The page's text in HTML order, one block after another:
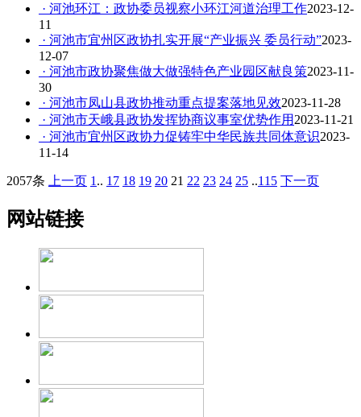
· 河池环江：政协委员视察小环江河道治理工作2023-12-
11
· 河池市宜州区政协扎实开展“产业振兴 委员行动”2023-
12-07
· 河池市政协聚焦做大做强特色产业园区献良策2023-11-
30
· 河池市凤山县政协推动重点提案落地见效2023-11-28
· 河池市天峨县政协发挥协商议事室优势作用 2023-11-21
· 河池市宜州区政协力促铸牢中华民族共同体意识2023-
11-14
2057条 上一页 1 .. 17 18 19 20 21 22 23 24 25 ..115 下一页
网站链接